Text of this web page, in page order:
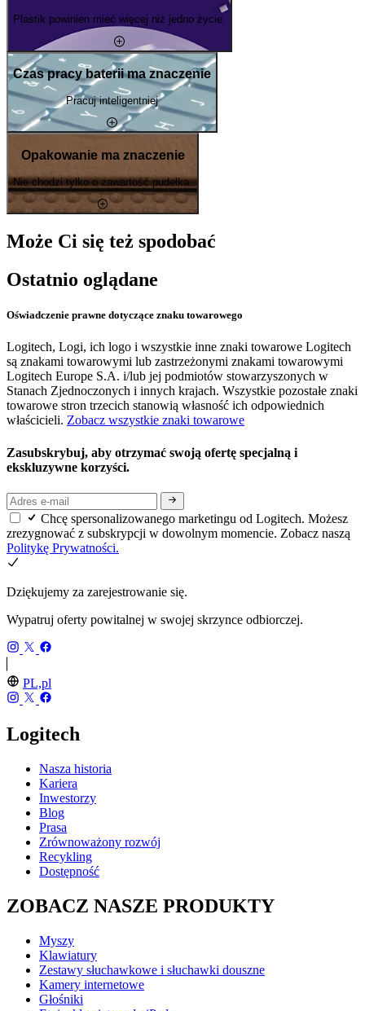
Plastik powinien mieć więcej niż jedno życie.
Czas pracy baterii ma znaczenie
Pracuj inteligentniej
Opakowanie ma znaczenie
Nie chodzi tylko o zawartość pudełka.
Może Ci się też spodobać
Ostatnio oglądane
Oświadczenie prawne dotyczące znaku towarowego
Logitech, Logi, ich logo i wszystkie inne znaki towarowe Logitech
są znakami towarowymi lub zastrzeżonymi znakami towarowymi
Logitech Europe S.A. i/lub jej podmiotów stowarzyszonych w
Stanach Zjednoczonych i innych krajach. Wszystkie pozostałe znaki
towarowe stron trzecich stanowią własność ich odpowiednich
właścicieli. Zobacz wszystkie znaki towarowe
Zasubskrybuj, aby otrzymać swoją ofertę specjalną i
ekskluzywne korzyści.
Chcę spersonalizowanego marketingu od Logitech. Możesz
zrezygnować z subskrypcji w dowolnym momencie. Zobacz naszą
Politykę Prywatności.
Dziękujemy za zarejestrowanie się.
Wypatruj oferty powitalnej w swojej skrzynce odbiorczej.
PL,pl
Logitech
Nasza historia
Kariera
Inwestorzy
Blog
Prasa
Zrównoważony rozwój
Recykling
Dostępność
ZOBACZ NASZE PRODUKTY
Myszy
Klawiatury
Zestawy słuchawkowe i słuchawki douszne
Kamery internetowe
Głośniki